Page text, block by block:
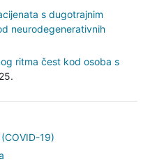
s dugotrajnim
neurodegenerativnih
ritma čest kod osoba s
19)